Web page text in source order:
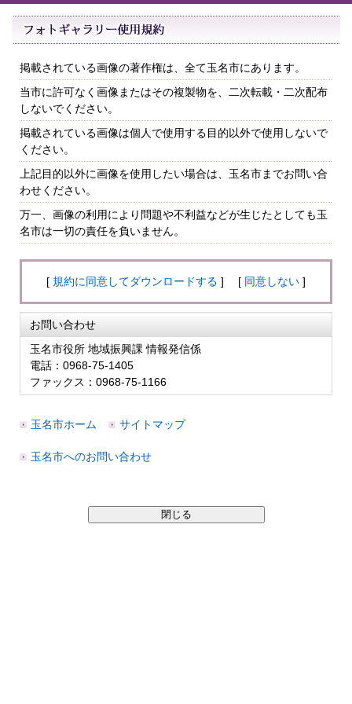
掲載されている画像の著作権は、全て玉名市にあります。
当市に許可なく画像またはその複製物を、二次転載・二次配布
しないでください。
掲載されている画像は個人で使用する目的以外で使用しないで
ください。
上記目的以外に画像を使用したい場合は、玉名市までお問い合
わせください。
万一、画像の利用により問題や不利益などが生じたとしても玉
名市は一切の責任を負いません。
[ 規約に同意してダウンロードする ] [ 同意しない ]
お問い合わせ
玉名市役所 地域振興課 情報発信係
電話：0968-75-1405
ファックス：0968-75-1166
玉名市ホーム サイトマップ
玉名市へのお問い合わせ